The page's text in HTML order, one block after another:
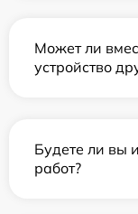
Может ли
устройство
Будете ли вы
работ?